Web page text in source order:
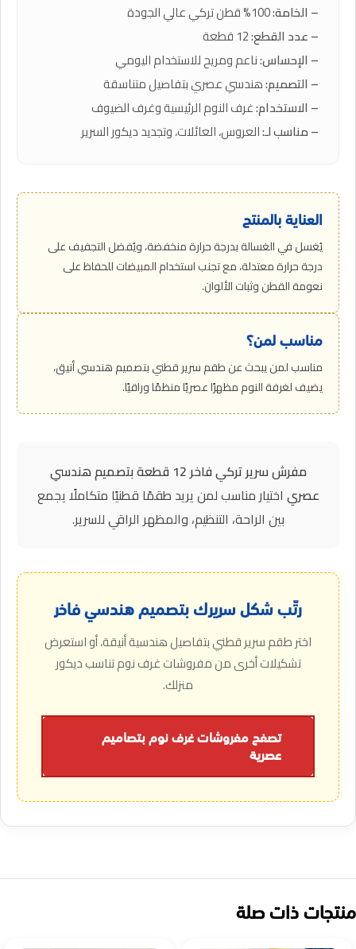
– الخامة:
– عدد القطع:
– الإحساس:ناعم ومريح للاستخدام اليومي
– التصميم:هندسي عصري بتفاصيل متناسقة
– الاستخدام:غرف النوم الرئيسية وغرف الضيوف
– مناسب لـ:العروس، العائلات، وتجديد ديكور السرير
العناية بالمنتج
يُغسل في الغسالة بدرجة حرارة منخفضة، ويُفضل التجفيف على
درجة حرارة معتدلة، مع تجنب استخدام المبيضات للحفاظ على
نعومة القطن وثبات الألوان.
مناسب لمن؟
مناسب لمن يبحث عن طقم سرير قطني بتصميم هندسي أنيق،
يضيف لغرفة النوم مظهرًا عصريًا منظمًا وراقيًا.
مفرش سرير تركي فاخر 12 قطعة بتصميم هندسي
عصري اختيار مناسب لمن يريد طقمًا قطنيًا متكاملًا يجمع
بين الراحة، التنظيم، والمظهر الراقي للسرير.
رتّب شكل سريرك بتصميم هندسي فاخر
اختر طقم سرير قطني بتفاصيل هندسية أنيقة، أو استعرض
تشكيلات أخرى من مفروشات غرف نوم تناسب ديكور
منزلك.
تصفح مفروشات غرف نوم بتصاميم
عصرية
منتجات ذات صلة